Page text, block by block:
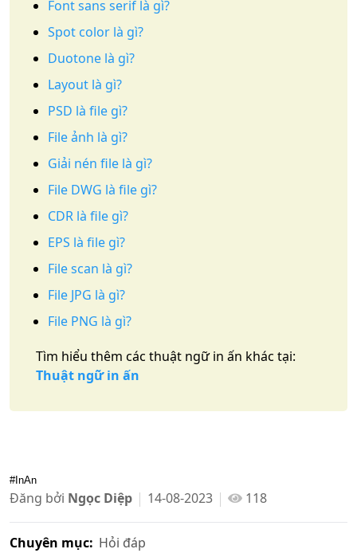
Font sans serif là gì?
Spot color là gì?
Duotone là gì?
Layout là gì?
PSD là file gì?
File ảnh là gì?
Giải nén file là gì?
File DWG là file gì?
CDR là file gì?
EPS là file gì?
File scan là gì?
File JPG là gì?
File PNG là gì?
Tìm hiểu thêm các thuật ngữ in ấn khác tại:
Thuật ngữ in ấn
#InAn
Đăng bởi Ngọc Diệp 14-08-2023 118
Chuyên mục: Hỏi đáp